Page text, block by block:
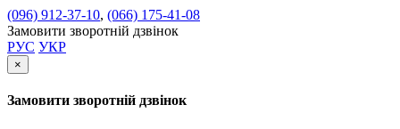
(096) 912-37-10, (066) 175-41-08
Замовити зворотній дзвінок
РУС УКР
×
Замовити зворотній дзвінок